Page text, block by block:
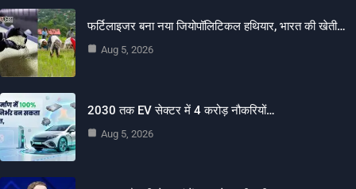
फर्टिलाइजर बना नया जियोपॉलिटिकल हथियार, भारत की खेती…
Aug 5, 2026
2030 तक EV सेक्टर में 4 करोड़ नौकरियों…
Aug 5, 2026